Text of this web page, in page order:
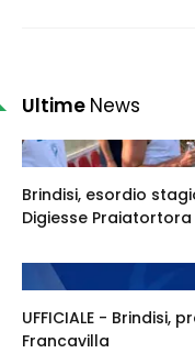
Ultime News
Brindisi, esordio
Digiesse Praiatortora
UFFICIALE - Brindisi,
Francavilla